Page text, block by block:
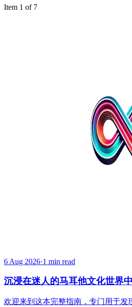
Item 1 of 7
6 Aug 2026·1 min read
沉浸在迷人的马耳他文化世界中
欢迎来到这本完整指南，专门用于发